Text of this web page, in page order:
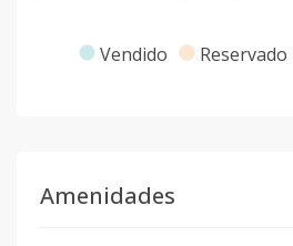
Vendido Reservado
Amenidades